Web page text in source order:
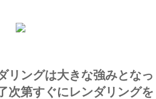
リングは大きな強みとなっ
次第すぐにレンダリングを